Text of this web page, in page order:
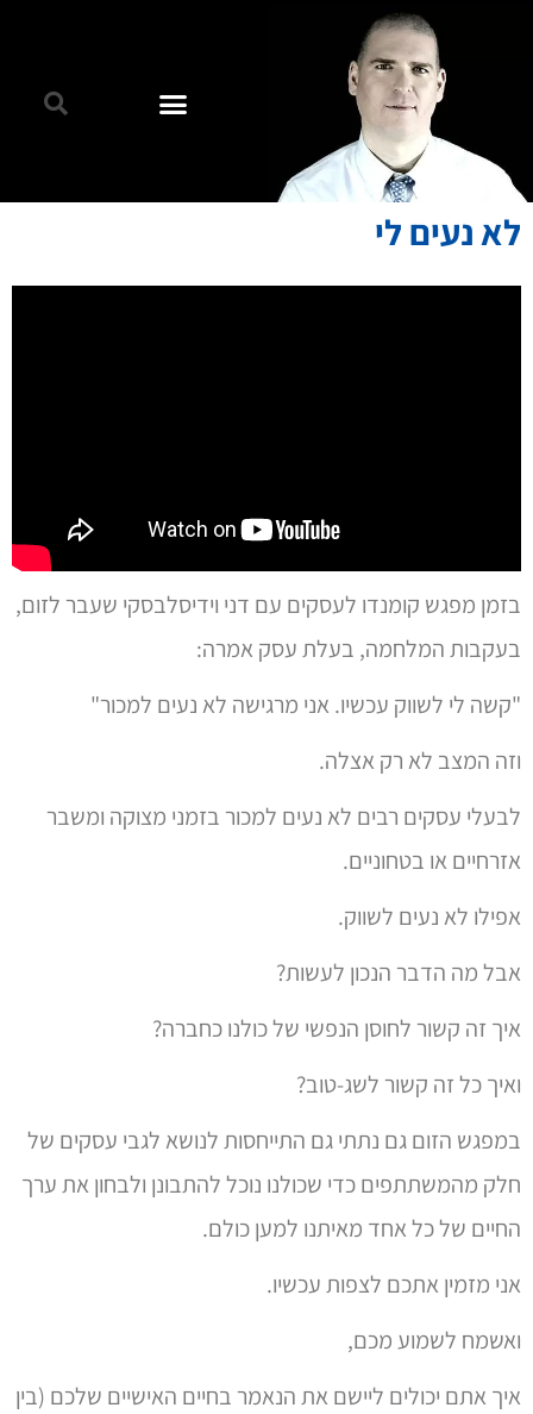
לא נעים לי
בזמן מפגש קומנדו לעסקים עם דני וידיסלבסקי שעבר לזום,
בעקבות המלחמה, בעלת עסק אמרה:
"קשה לי לשווק עכשיו. אני מרגישה לא נעים למכור"
וזה המצב לא רק אצלה.
לבעלי עסקים רבים לא נעים למכור בזמני מצוקה ומשבר
אזרחיים או בטחוניים.
אפילו לא נעים לשווק.
אבל מה הדבר הנכון לעשות?
איך זה קשור לחוסן הנפשי של כולנו כחברה?
ואיך כל זה קשור לשג-טוב?
במפגש הזום גם נתתי גם התייחסות לנושא לגבי עסקים של
חלק מהמשתתפים כדי שכולנו נוכל להתבונן ולבחון את ערך
החיים של כל אחד מאיתנו למען כולם.
אני מזמין אתכם לצפות עכשיו.
ואשמח לשמוע מכם,
איך אתם יכולים ליישם את הנאמר בחיים האישיים שלכם (בין